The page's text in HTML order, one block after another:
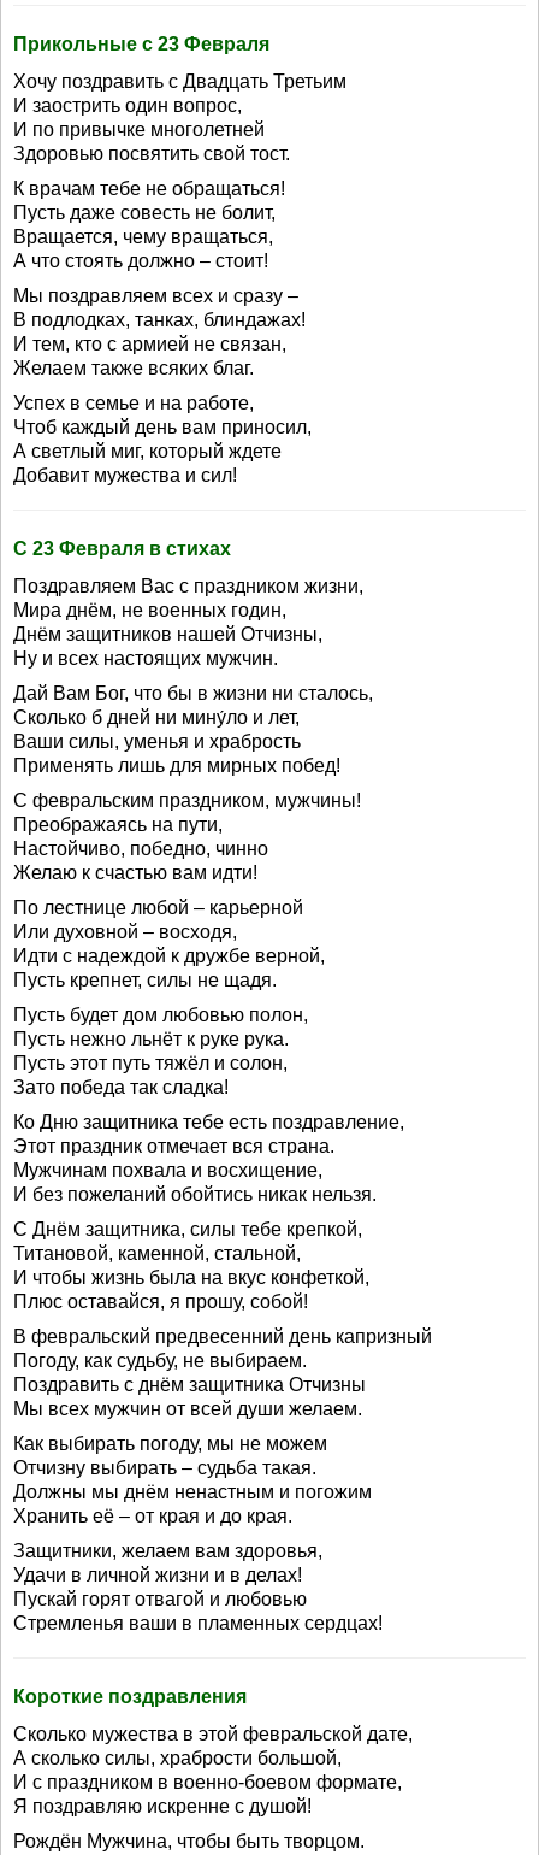
Прикольные с 23 Февраля
Хочу поздравить с Двадцать Третьим
И заострить один вопрос,
И по привычке многолетней
Здоровью посвятить свой тост.
К врачам тебе не обращаться!
Пусть даже совесть не болит,
Вращается, чему вращаться,
А что стоять должно – стоит!
Мы поздравляем всех и сразу –
В подлодках, танках, блиндажах!
И тем, кто с армией не связан,
Желаем также всяких благ.
Успех в семье и на работе,
Чтоб каждый день вам приносил,
А светлый миг, который ждете
Добавит мужества и сил!
С 23 Февраля в стихах
Поздравляем Вас с праздником жизни,
Мира днём, не военных годин,
Днём защитников нашей Отчизны,
Ну и всех настоящих мужчин.
Дай Вам Бог, что бы в жизни ни сталось,
Сколько б дней ни мину́ло и лет,
Ваши силы, уменья и храбрость
Применять лишь для мирных побед!
С февральским праздником, мужчины!
Преображаясь на пути,
Настойчиво, победно, чинно
Желаю к счастью вам идти!
По лестнице любой – карьерной
Или духовной – восходя,
Идти с надеждой к дружбе верной,
Пусть крепнет, силы не щадя.
Пусть будет дом любовью полон,
Пусть нежно льнёт к руке рука.
Пусть этот путь тяжёл и солон,
Зато победа так сладка!
Ко Дню защитника тебе есть поздравление,
Этот праздник отмечает вся страна.
Мужчинам похвала и восхищение,
И без пожеланий обойтись никак нельзя.
С Днём защитника, силы тебе крепкой,
Титановой, каменной, стальной,
И чтобы жизнь была на вкус конфеткой,
Плюс оставайся, я прошу, собой!
В февральский предвесенний день капризный
Погоду, как судьбу, не выбираем.
Поздравить с днём защитника Отчизны
Мы всех мужчин от всей души желаем.
Как выбирать погоду, мы не можем
Отчизну выбирать – судьба такая.
Должны мы днём ненастным и погожим
Хранить её – от края и до края.
Защитники, желаем вам здоровья,
Удачи в личной жизни и в делах!
Пускай горят отвагой и любовью
Стремленья ваши в пламенных сердцах!
Короткие поздравления
Сколько мужества в этой февральской дате,
А сколько силы, храбрости большой,
И с праздником в военно-боевом формате,
Я поздравляю искренне с душой!
Рождён Мужчина, чтобы быть творцом.